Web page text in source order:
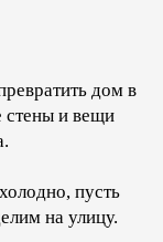
дом в
стены и вещи
пусть
на улицу.